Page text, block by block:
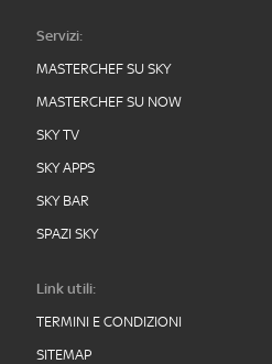
Servizi:
MASTERCHEF SU SKY
MASTERCHEF SU NOW
SKY TV
SKY APPS
SKY BAR
SPAZI SKY
Link utili:
TERMINI E CONDIZIONI
SITEMAP